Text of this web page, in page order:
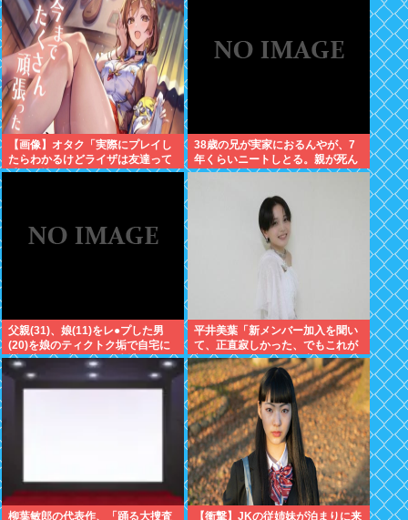
【画像】オタク「実際にプレイし
たらわかるけどライザは友達って
感じで性的な目では見れないw」
38歳の兄が実家におるんやが、7
年くらいニートしとる。親が死ん
だ後の処理どうしよう
父親(31)、娘(11)をレ●プした男
(20)を娘のティクトク垢で自宅に
誘い出し自助 2人とも逮捕
平井美葉「新メンバー加入を聞い
て、正直寂しかった、でもこれが
新しいビヨなんだと、寂しさを受
け止めるこ
柳葉敏郎の代表作、「踊る大捜査
【衝撃】JKの従姉妹が泊まりに来